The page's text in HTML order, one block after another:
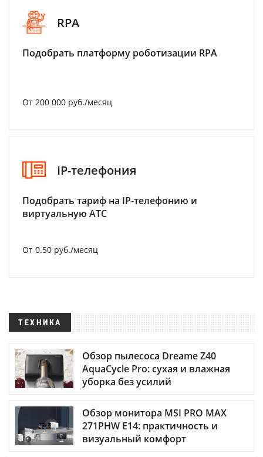
RPA
Подобрать платформу роботизации RPA
От 200 000 руб./месяц
IP-телефония
Подобрать тариф на IP-телефонию и
виртуальную АТС
От 0.50 руб./месяц
ТЕХНИКА
Обзор пылесоса Dreame Z40
AquaCycle Pro: сухая и влажная
уборка без усилий
Обзор монитора MSI PRO MAX
271PHW E14: практичность и
визуальный комфорт